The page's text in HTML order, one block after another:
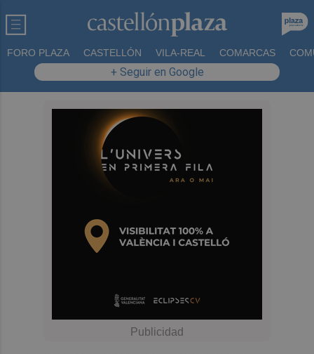
FORO PLAZA CASTELLÓN VILA-REAL COMARCAS
+ Seguir en Google